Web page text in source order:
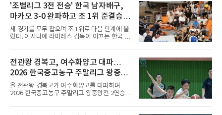
표팀 훈련에도 소집됐다.김슬기는 입단하게 돼
기쁘고 영광이라며 프로 무대에서도 성장해 팀
에 꼭 필요한 선수가 되겠다고 각오를 밝혔다.
'조별리그 3전 전승' 한국 남자배구,
마카오 3-0 완파하고 조 1위 준결승
진출
세 경기를 모두 잡으며 조 1위로 다음 단계에 올
랐다. 이사나예 라미레스 감독이 이끄는 한국 남
아남자선수권대회 조별리그를 3연승으로 마무
리했다.대표팀은 7일 몽골 울란바타르 AVA 아레
나에서 열린 대회 B조 조별리그 3차전에서 마카
오(119위)를 세트 점수 3-0(25-18 25-16 25-15)
으로 제압했다. 일본과 대만에 이어 마카오까지
꺾은 한국은 조별리그 전승으로 준결승 티켓을
손에 넣었다.공격은 고르게 터졌다. 김요한(삼성
전관왕 경복고, 여수화양고 대파…
2026 한국중고농구 주말리그 왕중왕
전 결승토너먼트 확정
올 전관왕 경복고가 여수화양고를 대파하며
2026 한국중고농구 주말리그 왕중왕전 2연승을
7일 전남 해남 구교체육관에서 열린 대회 남고